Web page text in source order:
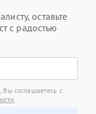
оставьте
с радостью
Вы соглашаетесь с